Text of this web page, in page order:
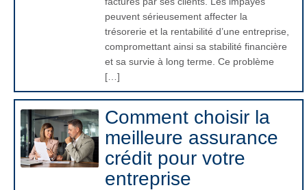
peuvent sérieusement affecter la
trésorerie et la rentabilité d’une entreprise,
compromettant ainsi sa stabilité financière
et sa survie à long terme. Ce problème
[…]
Comment choisir la
meilleure assurance
crédit pour votre
entreprise